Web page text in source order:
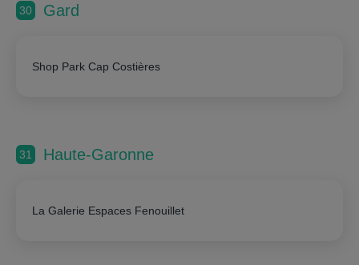
30 Gard
Shop Park Cap Costières
31 Haute-Garonne
La Galerie Espaces Fenouillet